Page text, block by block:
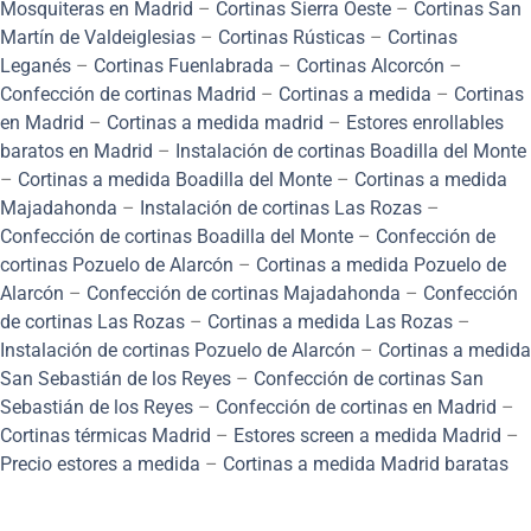
Mosquiteras en Madrid – Cortinas Sierra Oeste – Cortinas San
Martín de Valdeiglesias – Cortinas Rústicas – Cortinas
Leganés – Cortinas Fuenlabrada – Cortinas Alcorcón –
Confección de cortinas Madrid – Cortinas a medida – Cortinas
en Madrid – Cortinas a medida madrid – Estores enrollables
baratos en Madrid – Instalación de cortinas Boadilla del Monte
– Cortinas a medida Boadilla del Monte – Cortinas a medida
Majadahonda – Instalación de cortinas Las Rozas –
Confección de cortinas Boadilla del Monte – Confección de
cortinas Pozuelo de Alarcón – Cortinas a medida Pozuelo de
Alarcón – Confección de cortinas Majadahonda – Confección
de cortinas Las Rozas – Cortinas a medida Las Rozas –
Instalación de cortinas Pozuelo de Alarcón – Cortinas a medida
San Sebastián de los Reyes – Confección de cortinas San
Sebastián de los Reyes – Confección de cortinas en Madrid –
Cortinas térmicas Madrid – Estores screen a medida Madrid –
Precio estores a medida – Cortinas a medida Madrid baratas